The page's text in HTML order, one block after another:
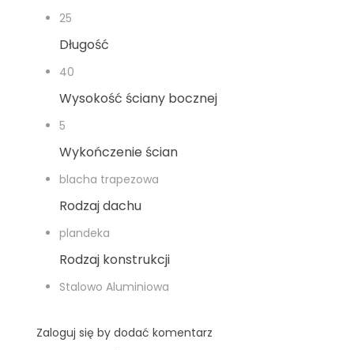
25
Długość
40
Wysokość ściany bocznej
5
Wykończenie ścian
blacha trapezowa
Rodzaj dachu
plandeka
Rodzaj konstrukcji
Stalowo Aluminiowa
Zaloguj się by dodać komentarz